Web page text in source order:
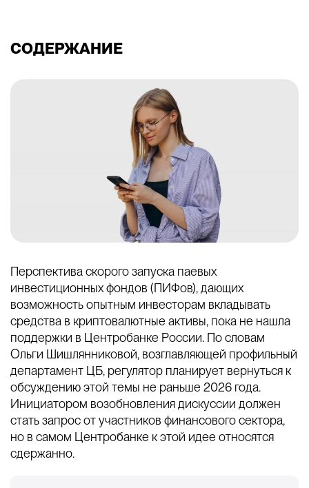
СОДЕРЖАНИЕ
Перспектива скорого запуска паевых
инвестиционных фондов (ПИФов), дающих
возможность опытным инвесторам вкладывать
средства в криптовалютные активы, пока не нашла
поддержки в Центробанке России. По словам
Ольги Шишлянниковой, возглавляющей профильный
департамент ЦБ, регулятор планирует вернуться к
обсуждению этой темы не раньше 2026 года.
Инициатором возобновления дискуссии должен
стать запрос от участников финансового сектора,
но в самом Центробанке к этой идее относятся
сдержанно.